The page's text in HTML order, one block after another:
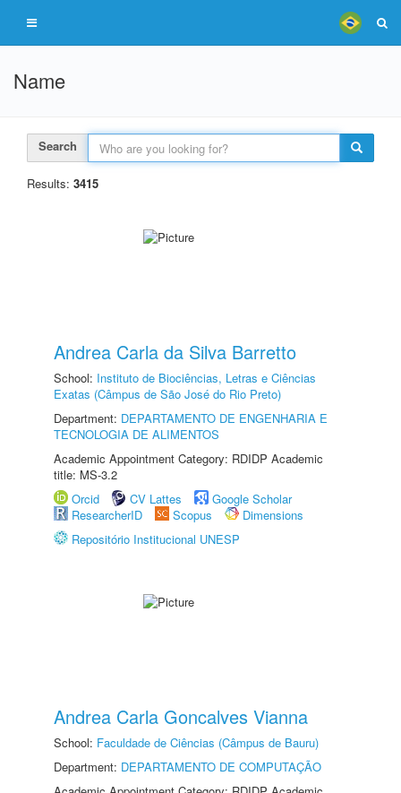
Name
Search
Results: 3415
Andrea Carla da Silva Barretto
School: Instituto de Biociências, Letras e Ciências
Exatas (Câmpus de São José do Rio Preto)
Department: DEPARTAMENTO DE ENGENHARIA E
TECNOLOGIA DE ALIMENTOS
Academic Appointment Category: RDIDP Academic
title: MS-3.2
Orcid
CV Lattes
Google Scholar
ResearcherID
Scopus
Dimensions
Repositório Institucional UNESP
Andrea Carla Goncalves Vianna
School: Faculdade de Ciências (Câmpus de Bauru)
Department: DEPARTAMENTO DE COMPUTAÇÃO